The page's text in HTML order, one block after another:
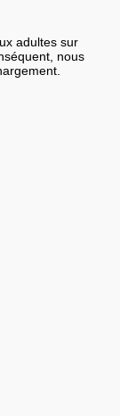
adultes sur
nous